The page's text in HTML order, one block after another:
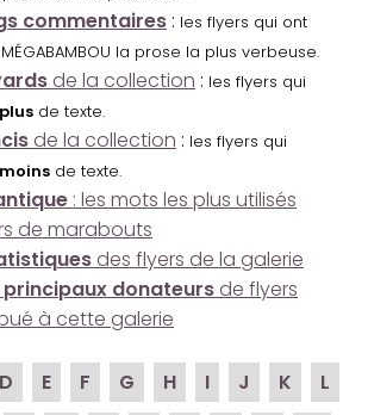
commentaires : les flyers qui ont
la prose la plus verbeuse.
de la collection : les flyers qui
plus de texte.
de la collection : les flyers qui
moins de texte.
: les mots les plus utilisés
de marabouts
des flyers de la galerie
principaux donateurs de flyers
à cette galerie
D E F G H I J K
L